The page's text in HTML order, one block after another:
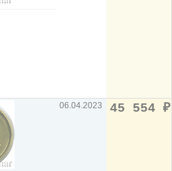
06.04.2023 45 554 ₽